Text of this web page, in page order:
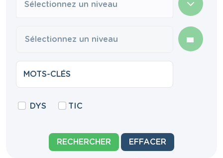
Sélectionnez un niveau
DYS TIC
RECHERCHER EFFACER